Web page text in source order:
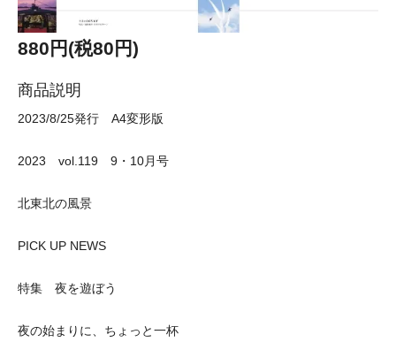
880円(税80円)
商品説明
2023/8/25発行 A4変形版
2023 vol.119 9・10月号
北東北の風景
PICK UP NEWS
特集 夜を遊ぼう
夜の始まりに、ちょっと一杯